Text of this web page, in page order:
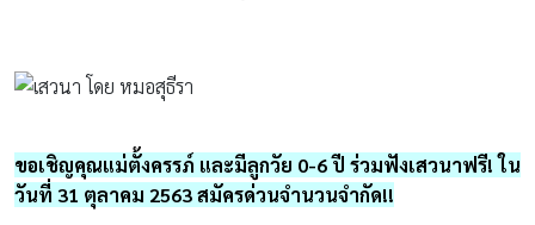
ขอเชิญคุณแม่ตั้งครรภ์ และมีลูกวัย 0-6 ปี ร่วมฟังเสวนาฟรี! ใน
วันที่ 31 ตุลาคม 2563 สมัครด่วนจำนวนจำกัด!!